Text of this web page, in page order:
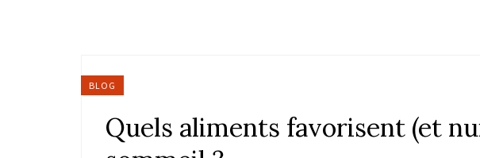
BLOG
Quels aliments favorisent (et